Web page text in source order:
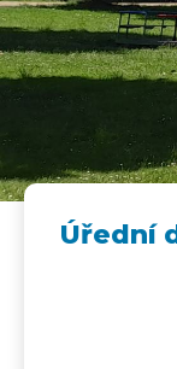
Úřední